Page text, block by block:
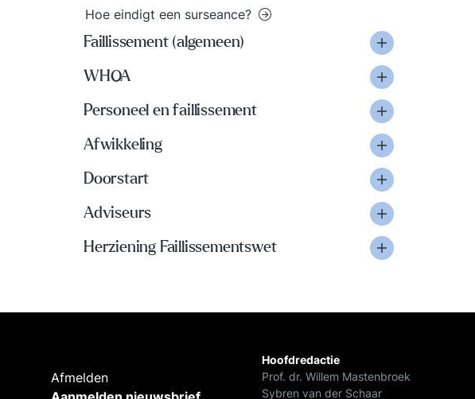
Hoe eindigt een surseance?
Faillissement (algemeen)
WHOA
Personeel en faillissement
Afwikkeling
Doorstart
Adviseurs
Herziening Faillissementswet
Afmelden
Hoofdredactie
Prof. dr. Willem Mastenbroek
Sybren van der Schaar